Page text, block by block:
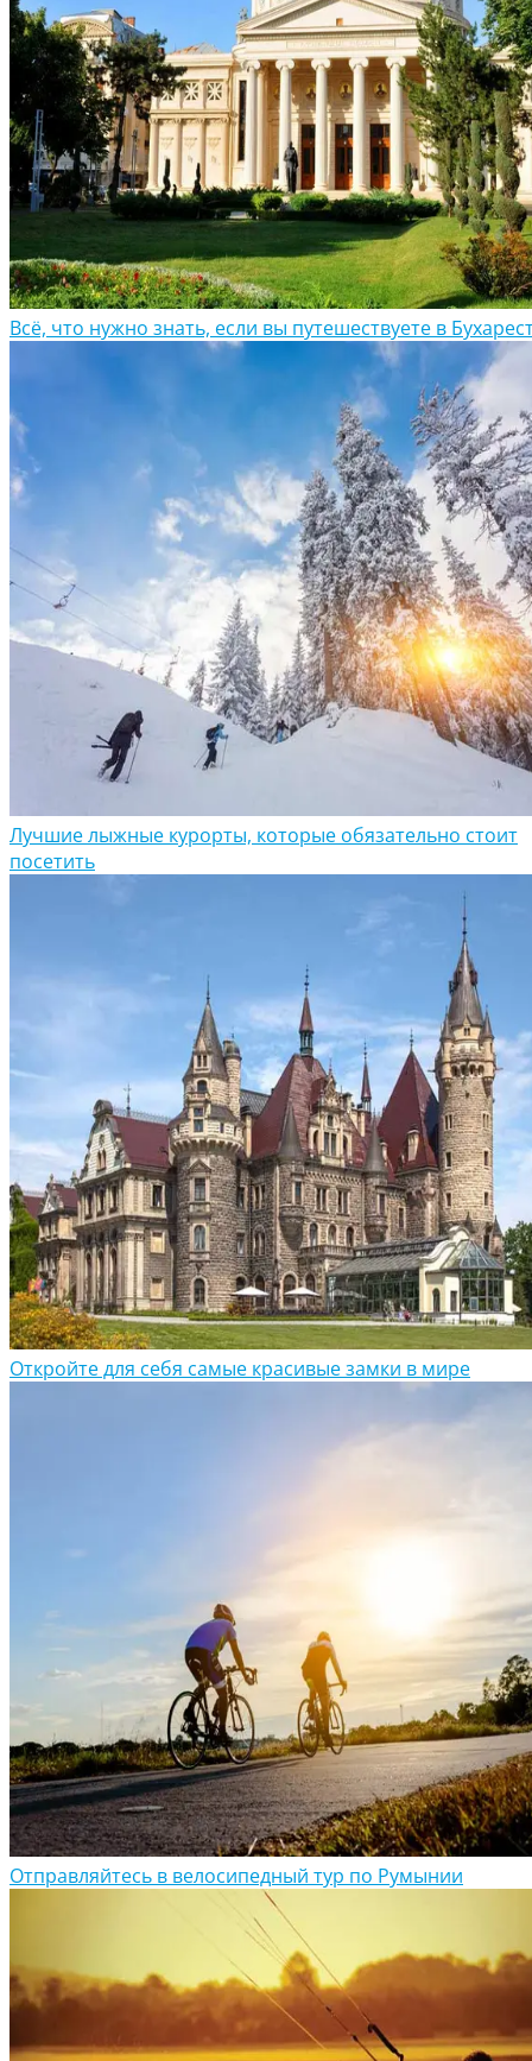
Всё, что нужно знать, если вы путешествуете в
Лучшие лыжные курорты, которые обязательно стоит
посетить
Откройте для себя самые красивые замки в мире
Отправляйтесь в велосипедный тур по Румынии